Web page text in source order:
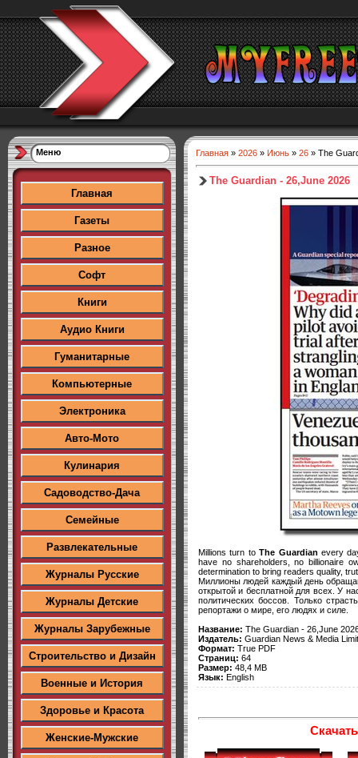
Меню
Главная
Газеты
Разное
Софт
Книги
Аудио Книги
Гуманитарные
Компьютерные
Электроника
Авто-Мото
Кулинария
Садоводство-Дача
Семейные
Развлекательные
Журналы Русские
Журналы Детские
Журналы Зарубежные
Строительство и Дизайн
Военные и История
Здоровье и Красота
Женские-Мужские
Главная » 2026 » Июнь » 26 » The
The Guardian - 26,June 2026
Millions turn toThe Guardian every
have no shareholders, no billionaire
determination to bring readers quality,
Миллионы людей каждый день
открытой и бесплатной для всех. У
политических боссов. Только
репортажи о мире, его людях и силе.
Название: The Guardian - 26,June
Издатель: Guardian News & Media
Формат: True PDF
Страниц: 64
Размер: 48,4 MB
Язык: English